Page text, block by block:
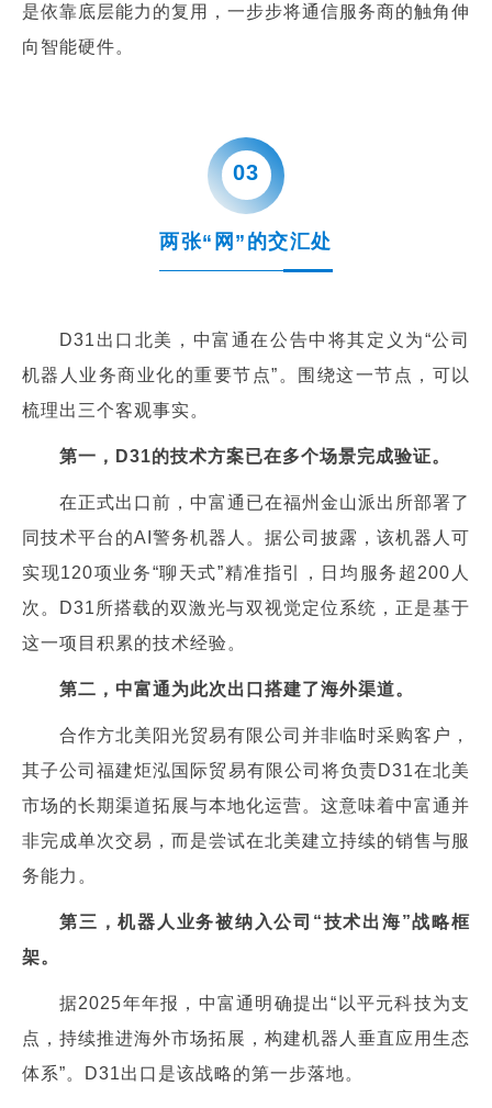
是依靠底层能力的复用，一步步将通信服务商的触角伸
向智能硬件。
03
两张“网”的交汇处
D31出口北美，中富通在公告中将其定义为“公司
机器人业务商业化的重要节点”。围绕这一节点，可以
梳理出三个客观事实。
第一，D31的技术方案已在多个场景完成验证。
在正式出口前，中富通已在福州金山派出所部署了
同技术平台的AI警务机器人。据公司披露，该机器人可
实现120项业务“聊天式”精准指引，日均服务超200人
次。D31所搭载的双激光与双视觉定位系统，正是基于
这一项目积累的技术经验。
第二，中富通为此次出口搭建了海外渠道。
合作方北美阳光贸易有限公司并非临时采购客户，
其子公司福建炬泓国际贸易有限公司将负责D31在北美
市场的长期渠道拓展与本地化运营。这意味着中富通并
非完成单次交易，而是尝试在北美建立持续的销售与服
务能力。
第三，机器人业务被纳入公司“技术出海”战略框
架。
据2025年年报，中富通明确提出“以平元科技为支
点，持续推进海外市场拓展，构建机器人垂直应用生态
体系”。D31出口是该战略的第一步落地。